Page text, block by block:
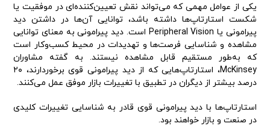
یکی از عوامل مهمی که می‌تواند نقش تعیین‌کننده‌ای در موفقیت یا
شکست استارتاپ‌ها داشته باشد، توانایی آن‌ها در داشتن دید
پیرامونی یا Peripheral Vision است. دید پیرامونی به معنای توانایی
مشاهده و شناسایی فرصت‌ها و تهدیدات در محیط کسب‌وکار است
که به‌طور مستقیم قابل مشاهده نیستند. به گفته مشاوران
McKinsey، استارتاپ‌هایی که از دید پیرامونی قوی برخوردارند، ۲۰
درصد بیشتر از دیگران در تطبیق با تغییرات بازار موفق عمل می‌کنند.
استارتاپ‌ها با دید پیرامونی قوی قادر به شناسایی تغییرات کلیدی
در صنعت و بازار خواهند بود.